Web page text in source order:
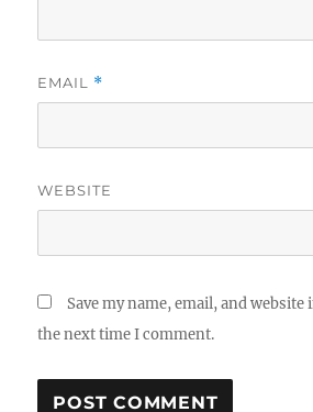
EMAIL *
WEBSITE
Save my name, email, and
the next time I comment.